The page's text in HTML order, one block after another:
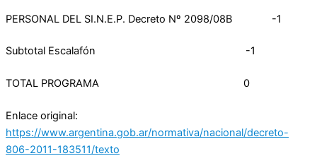
PERSONAL DEL SI.N.E.P. Decreto Nº 2098/08B -1
Subtotal Escalafón -1
TOTAL PROGRAMA 0
Enlace original:
https://www.argentina.gob.ar/normativa/nacional/decreto-
806-2011-183511/texto